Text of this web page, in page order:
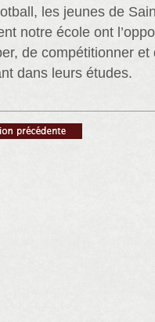
les jeunes de
notre école ont
de compétitionner et
dans leurs études.